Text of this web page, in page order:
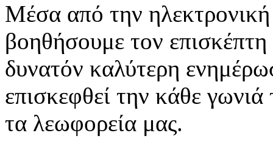
Μέσα από την ηλεκτρονική
βοηθήσουμε τον
δυνατόν καλύτερη
επισκεφθεί την κάθε
τα λεωφορεία μας.